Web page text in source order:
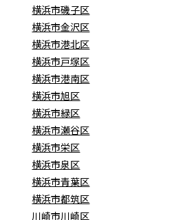
横浜市磯子区
横浜市金沢区
横浜市港北区
横浜市戸塚区
横浜市港南区
横浜市旭区
横浜市緑区
横浜市瀬谷区
横浜市栄区
横浜市泉区
横浜市青葉区
横浜市都筑区
川崎市川崎区